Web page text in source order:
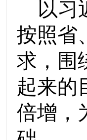
以习
按照省
求， 围
起来的
倍增，